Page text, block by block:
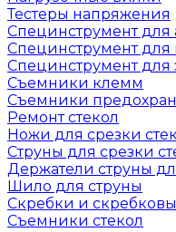
Тестеры напряжения
Специнструмент для
Специнструмент для
Специнструмент для
Съемники клемм
Съемники
Ремонт стекол
Ножи для срезки
Струны для срезки
Держатели струны
Шило для струны
Скребки и
Съемники стекол